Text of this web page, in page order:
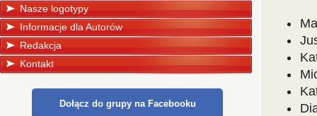
Nasze logotypy
Informacje dla Autorów
Redakcja
Kontakt
Dołącz do grupy na Facebooku